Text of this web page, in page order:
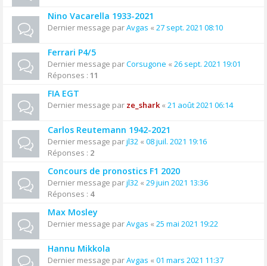
Nino Vacarella 1933-2021
Dernier message parAvgas « 27 sept. 2021 08:10
Ferrari P4/5
Dernier message parCorsugone « 26 sept. 2021 19:01
Réponses : 11
FIA EGT
Dernier message par ze_shark« 21 août 2021 06:14
Carlos Reutemann 1942-2021
Dernier message parjl32 « 08 juil. 2021 19:16
Réponses : 2
Concours de pronostics F1 2020
Dernier message parjl32 « 29 juin 2021 13:36
Réponses : 4
Max Mosley
Dernier message parAvgas « 25 mai 2021 19:22
Hannu Mikkola
Dernier message parAvgas « 01 mars 2021 11:37